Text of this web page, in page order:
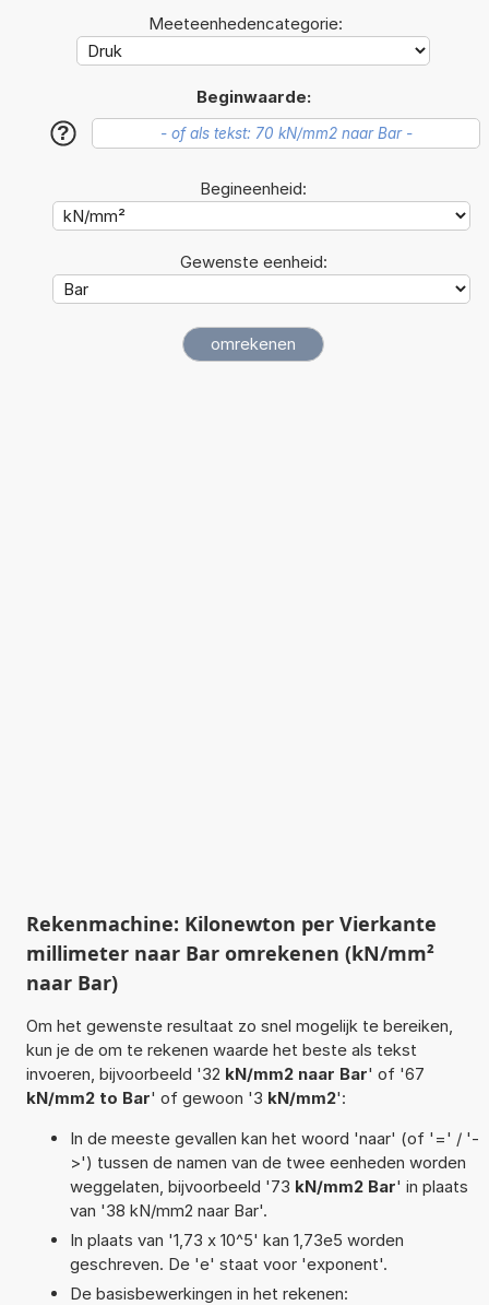
Meeteenhedencategorie:
Beginwaarde:
?
Begineenheid:
Gewenste eenheid:
Rekenmachine: Kilonewton per Vierkante
millimeter naar Bar omrekenen (kN/mm²
naar Bar)
Om het gewenste resultaat zo snel mogelijk te bereiken,
kun je de om te rekenen waarde het beste als tekst
invoeren, bijvoorbeeld '32 kN/mm2 naar Bar' of '67
kN/mm2 to Bar' of gewoon '3 kN/mm2':
In de meeste gevallen kan het woord 'naar' (of '=' / '-
>') tussen de namen van de twee eenheden worden
weggelaten, bijvoorbeeld '73 kN/mm2 Bar' in plaats
van '38 kN/mm2 naar Bar'.
In plaats van '1,73 x 10^5' kan 1,73e5 worden
geschreven. De 'e' staat voor 'exponent'.
De basisbewerkingen in het rekenen: